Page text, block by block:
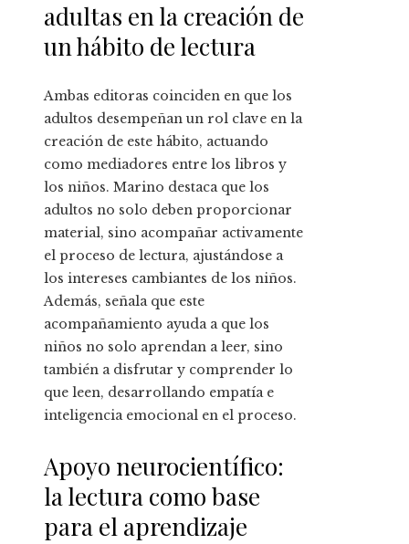
adultas en la creación de
un hábito de lectura
Ambas editoras coinciden en que los
adultos desempeñan un rol clave en la
creación de este hábito, actuando
como mediadores entre los libros y
los niños. Marino destaca que los
adultos no solo deben proporcionar
material, sino acompañar activamente
el proceso de lectura, ajustándose a
los intereses cambiantes de los niños.
Además, señala que este
acompañamiento ayuda a que los
niños no solo aprendan a leer, sino
también a disfrutar y comprender lo
que leen, desarrollando empatía e
inteligencia emocional en el proceso.
Apoyo neurocientífico:
la lectura como base
para el aprendizaje